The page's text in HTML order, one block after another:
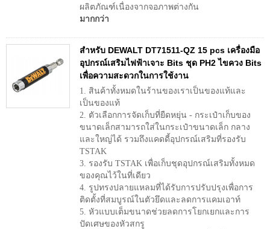
ผลิตภัณฑ์เนื่องจากจอภาพต่างกัน
มากกว่า
สำหรับ DEWALT DT71511-QZ 15 pcs เครื่องมือ
อุปกรณ์เสริมไฟฟ้าเจาะ Bits ชุด PH2 ไขควง Bits
เพื่อความสะดวกในการใช้งาน
1. สินค้าทั้งหมดในร้านของเราเป็นของแท้และ
เป็นของแท้
2. ตัวเลือกการจัดเก็บที่ยืดหยุ่น - กระเป๋าเก็บของ
ขนาดเล็กสามารถใส่ในกระเป๋าขนาดเล็ก กลาง
และใหญ่ได้ รวมถึงแคดดี้อุปกรณ์เสริมที่รองรับ
TSTAK
3. รองรับ TSTAK เพื่อเก็บชุดอุปกรณ์เสริมทั้งหมด
ของคุณไว้ในที่เดียว
4. รูปทรงปลายแหลมที่ได้รับการปรับปรุงเพื่อการ
ติดตั้งที่สมบูรณ์ในตัวยึดและลดการแคมเอาท์
5. หัวแบบเต็มขนาดช่วยลดการโยกเยกและการ
ปัดเศษของหัวสกรู